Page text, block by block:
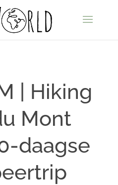
| Hiking
Mont
daagse